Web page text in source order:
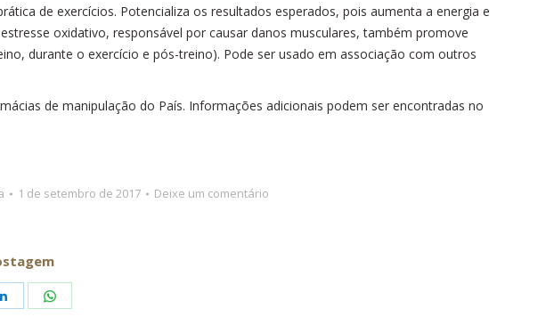
de exercícios. Potencializa os resultados esperados, pois aumenta a energia e
oxidativo, responsável por causar danos musculares, também promove
durante o exercício e pós-treino). Pode ser usado em associação com outros
de manipulação do País. Informações adicionais podem ser encontradas no
1 de setembro de 2017 Deixe um comentário
Share